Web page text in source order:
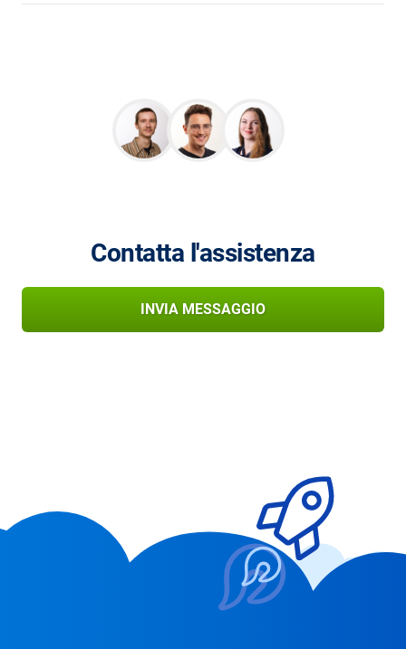
Contatta l'assistenza
INVIA MESSAGGIO